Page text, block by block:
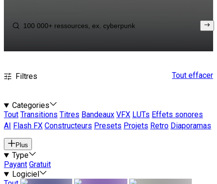
Filtres Tout effacer
Categories
Tout Transitions Titres Bandeaux VFX LUTs Effets sonores
AI
Flash FX Constructeurs Presets Projets Retro Diaporamas
Plus
Type
Payant Gratuit
Logiciel